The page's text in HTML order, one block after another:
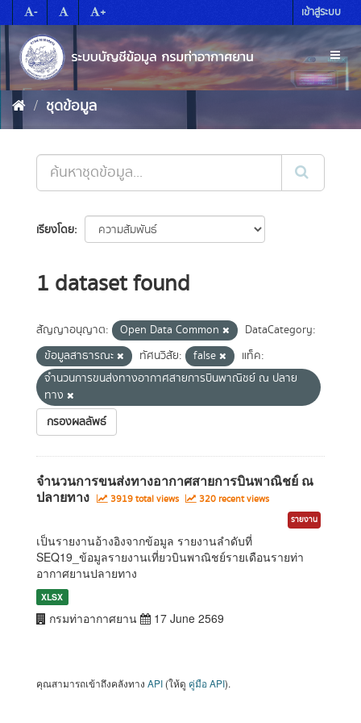
to
content
- + เข้าสู่ระบบ
ชุดข้อมูล
เรียงโดย
1 dataset found
สัญญาอนุญาต: Open Data Common
DataCategory:
ข้อมูลสาธารณะ
ทัศนวิสัย: false
แท็ค:
จำนวนการขนส่งทางอากาศสายการบินพาณิชย์ ณ ปลาย
ทาง
กรองผลลัพธ์
จำนวนการขนส่งทางอากาศสายการบินพาณิชย์ ณ
ปลายทาง
3919 total views 320 recent views
รายงาน
เป็นรายงานอ้างอิงจากข้อมูล รายงานลำดับที่
SEQ19_ข้อมูลรายงานเที่ยวบินพาณิชย์รายเดือนรายท่า
อากาศยานปลายทาง
XLSX
กรมท่าอากาศยาน 17 June 2569
คุณสามารถเข้าถึงคลังทาง API (ให้ดู คู่มือ API).